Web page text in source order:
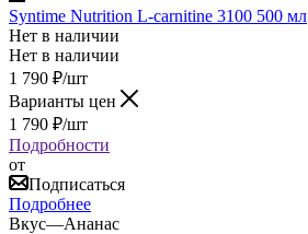
Syntime Nutrition L-carnitine 3100 500 мл
Нет в наличии
Нет в наличии
1 790 ₽/шт
Варианты цен
1 790 ₽/шт
Подробности
от
Подписаться
Подробнее
Вкус—Ананас